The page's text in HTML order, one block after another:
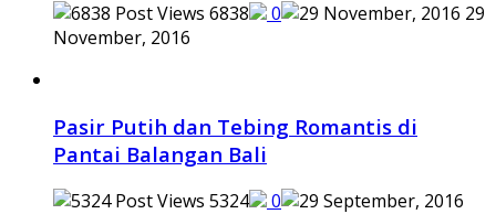
6838 0
29
November, 2016
Pasir Putih dan Tebing Romantis di
Pantai Balangan Bali
5324
0